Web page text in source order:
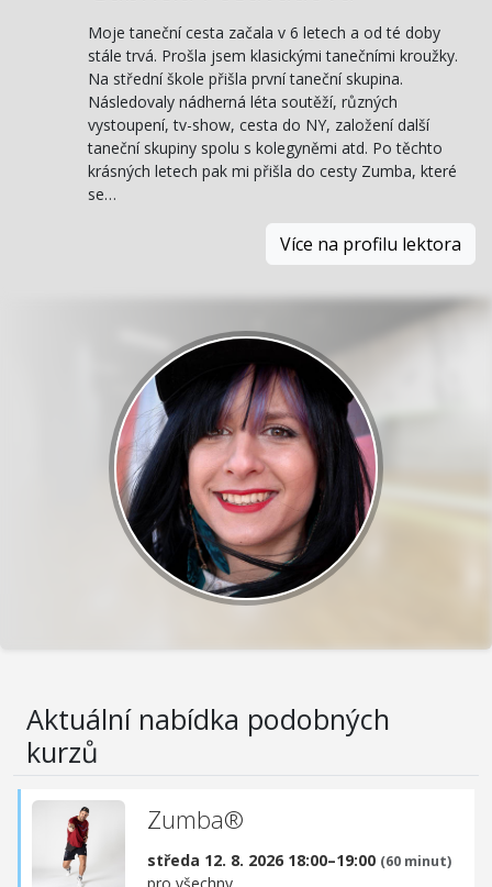
Moje taneční cesta začala v 6 letech a od té doby
stále trvá. Prošla jsem klasickými tanečními kroužky.
Na střední škole přišla první taneční skupina.
Následovaly nádherná léta soutěží, různých
vystoupení, tv-show, cesta do NY, založení další
taneční skupiny spolu s kolegyněmi atd. Po těchto
krásných letech pak mi přišla do cesty Zumba, které
se…
Více na profilu lektora
Aktuální nabídka podobných
kurzů
Zumba®
středa 12. 8. 2026 18:00–19:00 (60 minut)